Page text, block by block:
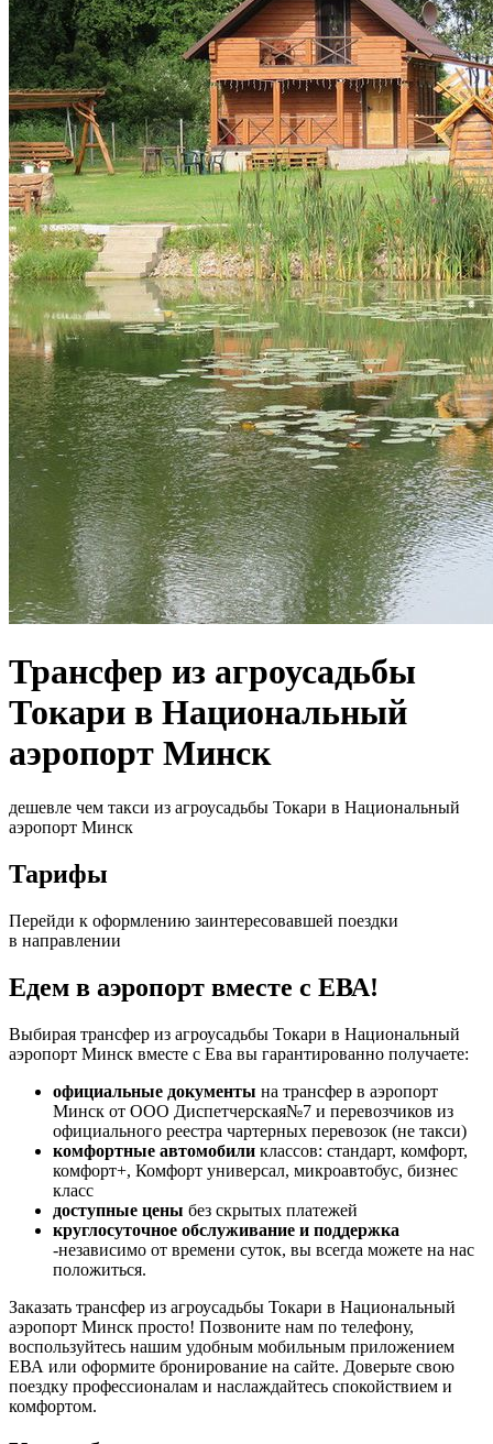
Трансфер из агроусадьбы
Токари в Национальный
аэропорт Минск
дешевле чем такси из агроусадьбы Токари в Национальный
аэропорт Минск
Тарифы
Перейди к оформлению заинтересовавшей поездки
в направлении
Едем в аэропорт вместе с ЕВА!
Выбирая трансфер из агроусадьбы Токари в Национальный
аэропорт Минск вместе с Ева вы гарантированно получаете:
официальные документы на трансфер в аэропорт
Минск от ООО Диспетчерская№7 и перевозчиков из
официального реестра чартерных перевозок (не такси)
комфортные автомобили классов: стандарт, комфорт,
комфорт+, Комфорт универсал, микроавтобус, бизнес
класс
доступные цены без скрытых платежей
круглосуточное обслуживание и поддержка
-независимо от времени суток, вы всегда можете на нас
положиться.
Заказать трансфер из агроусадьбы Токари в Национальный
аэропорт Минск просто! Позвоните нам по телефону,
воспользуйтесь нашим удобным мобильным приложением
ЕВА или оформите бронирование на сайте. Доверьте свою
поездку профессионалам и наслаждайтесь спокойствием и
комфортом.